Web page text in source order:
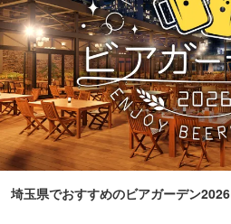
埼玉県でおすすめのビアガーデン2026